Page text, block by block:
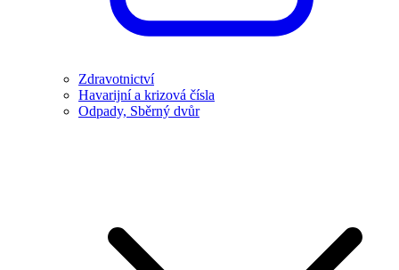
Zdravotnictví
Havarijní a krizová čísla
Odpady, Sběrný dvůr